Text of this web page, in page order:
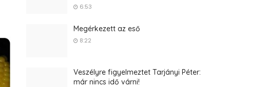
6:53
Megérkezett az eső
8:22
Veszélyre figyelmeztet Tarjányi Péter:
már nincs idő várni!